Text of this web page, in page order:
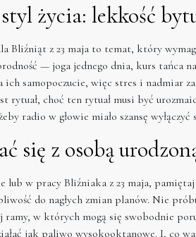
życia: lekkość
Bliźniąt z 23 maja to temat, który
— joga jednego dnia, kurs tańca
ich samopoczucie, więc stres i nadmiar
rytuał, choć ten rytuał musi być
radio w głowie miało szansę wyłączyć
się z osobą
lub w pracy Bliźniaka z 23 maja,
do nagłych zmian planów. Nie
w których mogą się swobodnie
jak paliwo wysokooktanowe. I, co